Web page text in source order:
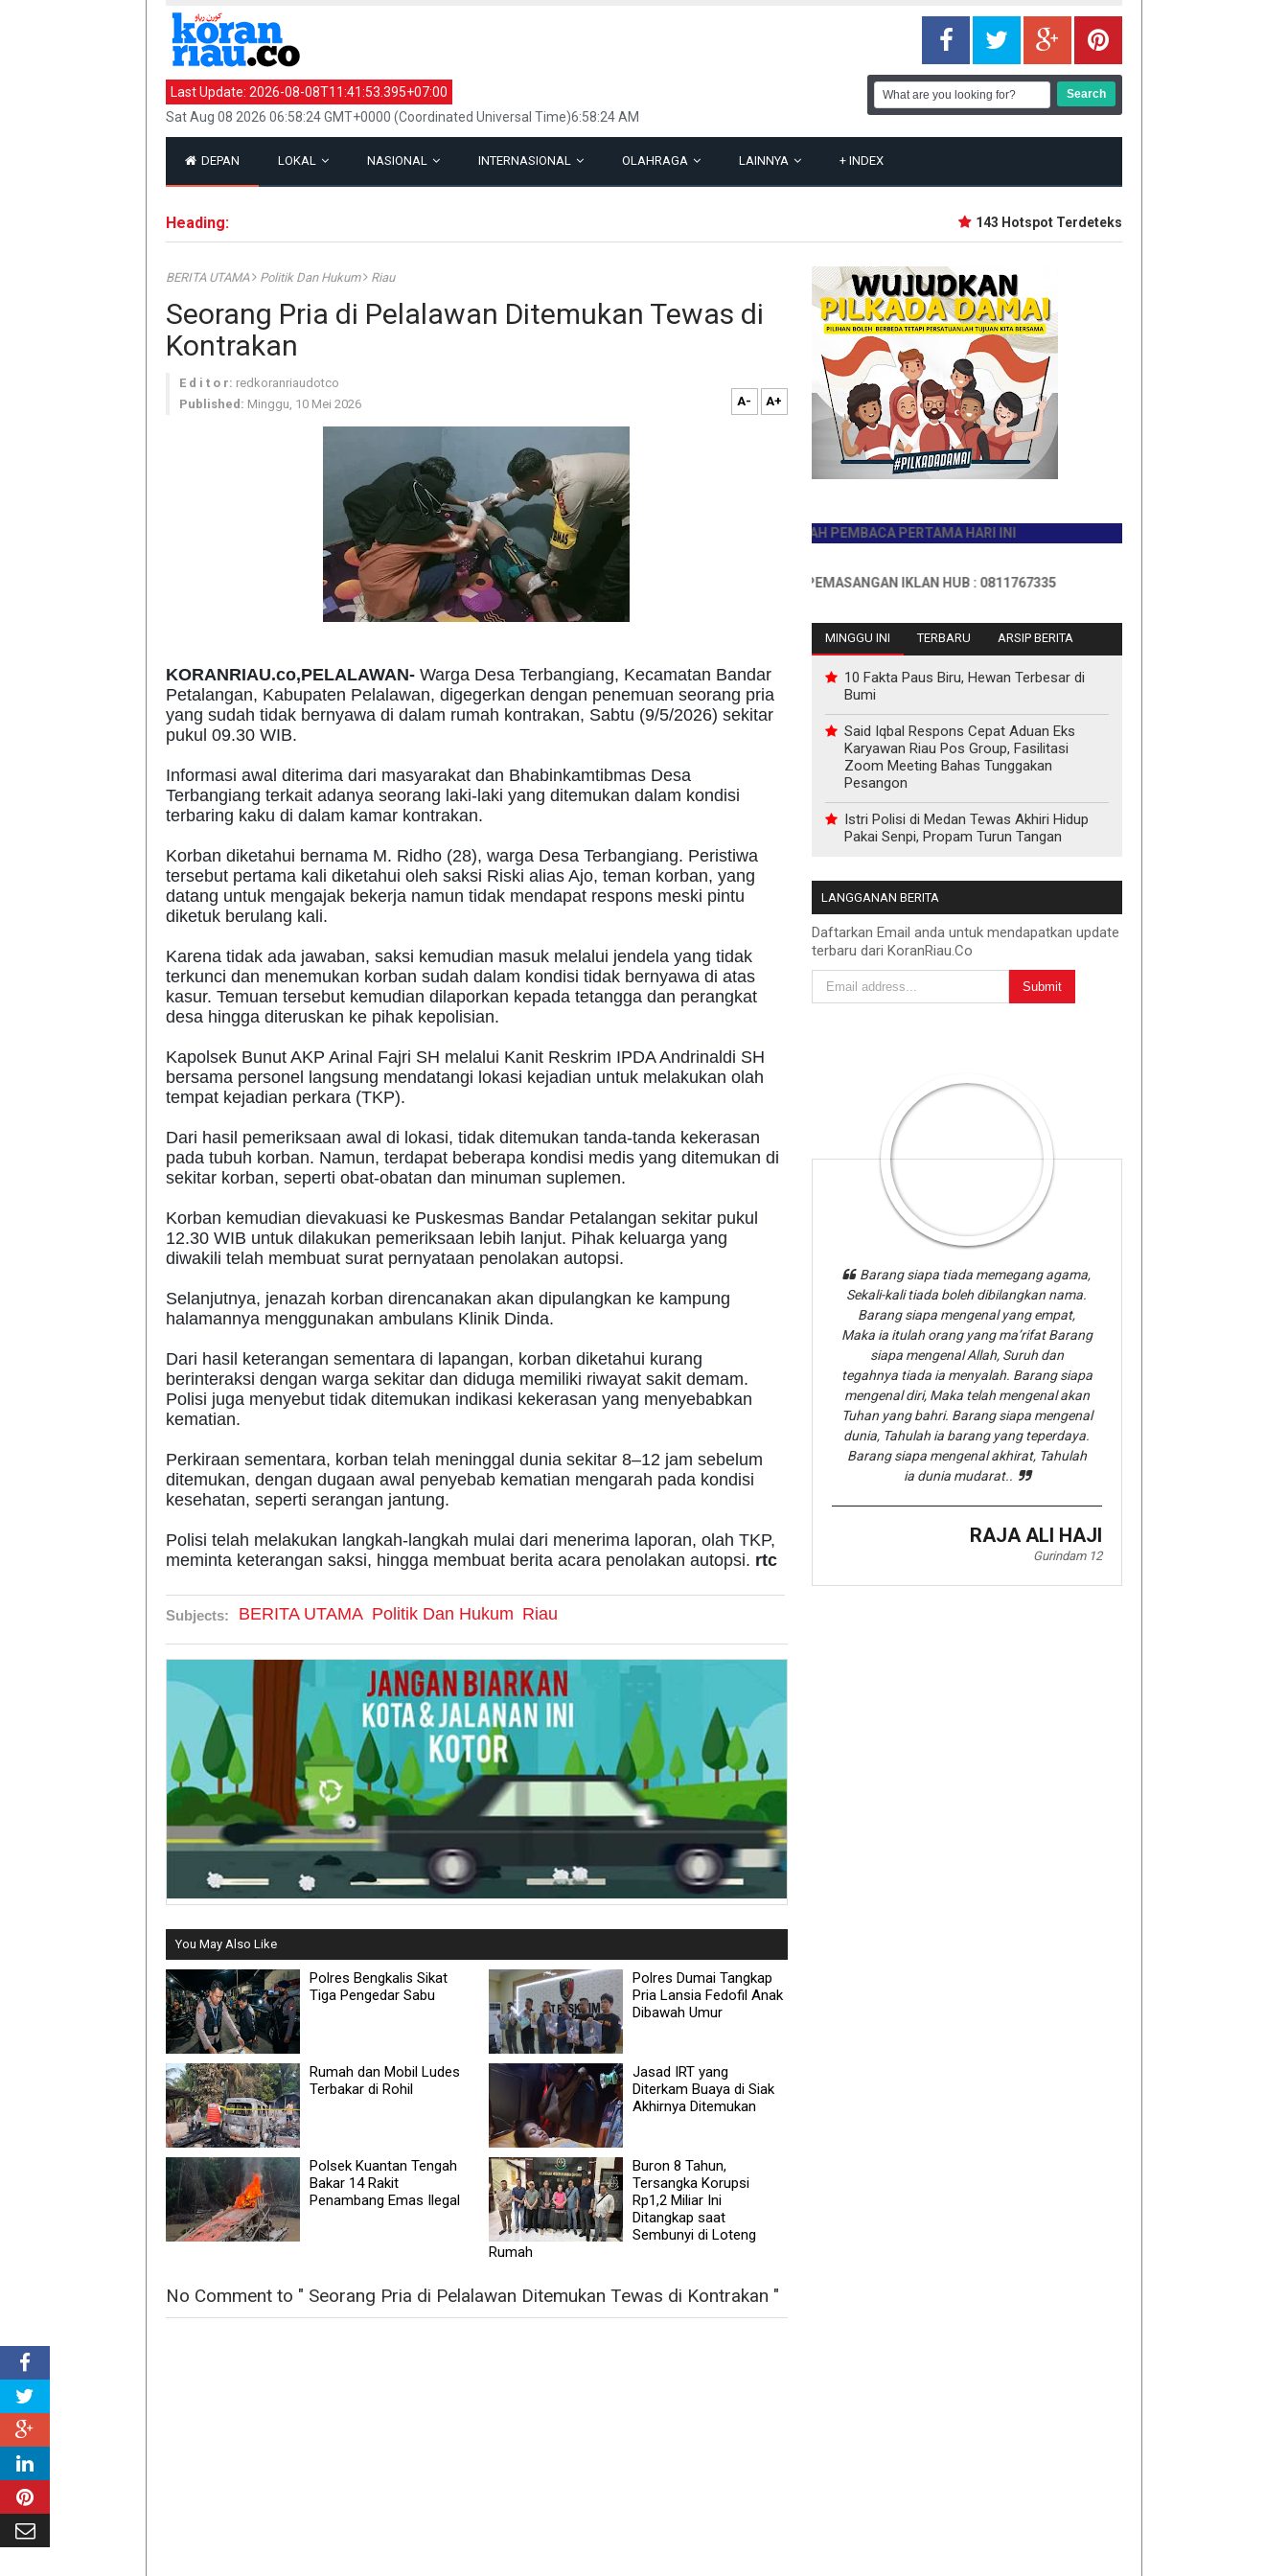
Last Update: 2026-08-08T11:41:53.395+07:00
Sat Aug 08 2026 06:58:24 GMT+0000 (Coordinated Universal Time)6:58:24 AM
DEPAN LOKAL NASIONAL INTERNASIONAL OLAHRAGA LAINNYA + INDEX
Heading: 143 Hotspot Terdeteksi di Riau, Rohil Terbanyak
BERITA UTAMA Politik Dan Hukum Riau
Seorang Pria di Pelalawan Ditemukan Tewas di
Kontrakan
E d i t o r: redkoranriaudotco
Published: Minggu, 10 Mei 2026 A- A+
KORANRIAU.co,PELALAWAN- Warga Desa Terbangiang, Kecamatan Bandar
Petalangan, Kabupaten Pelalawan, digegerkan dengan penemuan seorang pria
yang sudah tidak bernyawa di dalam rumah kontrakan, Sabtu (9/5/2026) sekitar
pukul 09.30 WIB.
Informasi awal diterima dari masyarakat dan Bhabinkamtibmas Desa
Terbangiang terkait adanya seorang laki-laki yang ditemukan dalam kondisi
terbaring kaku di dalam kamar kontrakan.
Korban diketahui bernama M. Ridho (28), warga Desa Terbangiang. Peristiwa
tersebut pertama kali diketahui oleh saksi Riski alias Ajo, teman korban, yang
datang untuk mengajak bekerja namun tidak mendapat respons meski pintu
diketuk berulang kali.
Karena tidak ada jawaban, saksi kemudian masuk melalui jendela yang tidak
terkunci dan menemukan korban sudah dalam kondisi tidak bernyawa di atas
kasur. Temuan tersebut kemudian dilaporkan kepada tetangga dan perangkat
desa hingga diteruskan ke pihak kepolisian.
Kapolsek Bunut AKP Arinal Fajri SH melalui Kanit Reskrim IPDA Andrinaldi SH
bersama personel langsung mendatangi lokasi kejadian untuk melakukan olah
tempat kejadian perkara (TKP).
Dari hasil pemeriksaan awal di lokasi, tidak ditemukan tanda-tanda kekerasan
pada tubuh korban. Namun, terdapat beberapa kondisi medis yang ditemukan di
sekitar korban, seperti obat-obatan dan minuman suplemen.
Korban kemudian dievakuasi ke Puskesmas Bandar Petalangan sekitar pukul
12.30 WIB untuk dilakukan pemeriksaan lebih lanjut. Pihak keluarga yang
diwakili telah membuat surat pernyataan penolakan autopsi.
Selanjutnya, jenazah korban direncanakan akan dipulangkan ke kampung
halamannya menggunakan ambulans Klinik Dinda.
Dari hasil keterangan sementara di lapangan, korban diketahui kurang
berinteraksi dengan warga sekitar dan diduga memiliki riwayat sakit demam.
Polisi juga menyebut tidak ditemukan indikasi kekerasan yang menyebabkan
kematian.
Perkiraan sementara, korban telah meninggal dunia sekitar 8–12 jam sebelum
ditemukan, dengan dugaan awal penyebab kematian mengarah pada kondisi
kesehatan, seperti serangan jantung.
Polisi telah melakukan langkah-langkah mulai dari menerima laporan, olah TKP,
meminta keterangan saksi, hingga membuat berita acara penolakan autopsi. rtc
Subjects: BERITA UTAMA Politik Dan Hukum Riau
You May Also Like
Polres Bengkalis Sikat
Tiga Pengedar Sabu
Polres Dumai Tangkap
Pria Lansia Fedofil Anak
Dibawah Umur
Rumah dan Mobil Ludes
Terbakar di Rohil
Jasad IRT yang
Diterkam Buaya di Siak
Akhirnya Ditemukan
Polsek Kuantan Tengah
Bakar 14 Rakit
Penambang Emas Ilegal
Buron 8 Tahun,
Tersangka Korupsi
Rp1,2 Miliar Ini
Ditangkap saat
Sembunyi di Loteng
Rumah
No Comment to " Seorang Pria di Pelalawan Ditemukan Tewas di Kontrakan "
JADILAH PEMBACA PERTAMA HARI INI
INFO PEMASANGAN IKLAN HUB : 0811767335
MINGGU INI TERBARU ARSIP BERITA
10 Fakta Paus Biru, Hewan Terbesar di
Bumi
Said Iqbal Respons Cepat Aduan Eks
Karyawan Riau Pos Group, Fasilitasi
Zoom Meeting Bahas Tunggakan
Pesangon
Istri Polisi di Medan Tewas Akhiri Hidup
Pakai Senpi, Propam Turun Tangan
LANGGANAN BERITA
Daftarkan Email anda untuk mendapatkan update
terbaru dari KoranRiau.Co
Barang siapa tiada memegang agama,
Sekali-kali tiada boleh dibilangkan nama.
Barang siapa mengenal yang empat,
Maka ia itulah orang yang ma’rifat Barang
siapa mengenal Allah, Suruh dan
tegahnya tiada ia menyalah. Barang siapa
mengenal diri, Maka telah mengenal akan
Tuhan yang bahri. Barang siapa mengenal
dunia, Tahulah ia barang yang teperdaya.
Barang siapa mengenal akhirat, Tahulah
ia dunia mudarat..
RAJA ALI HAJI
Gurindam 12